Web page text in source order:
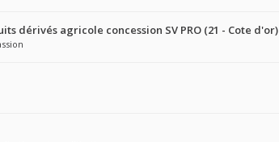
dérivés agricole concession SV PRO (21 - Cote d'or)